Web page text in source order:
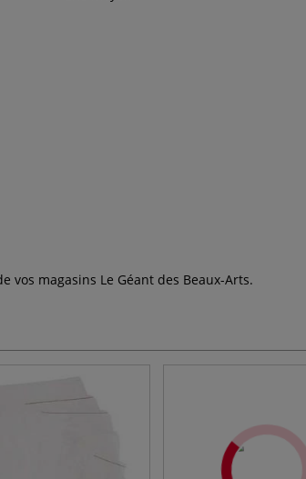
vos magasins Le Géant des Beaux-Arts.